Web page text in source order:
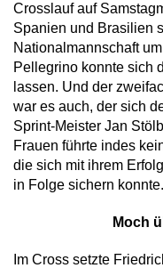
Crosslauf auf
Spanien und Brasilien
Nationalmannschaft
Pellegrino konnte sich
lassen. Und der
war es auch, der sich
Sprint-Meister Jan
Frauen führte indes
die sich mit ihrem
in Folge sichern konnte.
Moch
Im Cross setzte